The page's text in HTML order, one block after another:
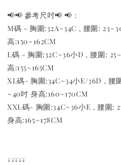
📢📢 參考尺吋📢 📢 :
M碼 - 胸圍:32A~34C , 腰圍:
高:150~162CM
L碼 - 胸圍:32C~36小D , 腰圍:
高:155~165CM
XL碼- 胸圍:34C~34小E/36D , 腰
~40吋 身高:160~170CM
XXL碼- 胸圍:34C~36小E , 腰圍:
身高:165~178CM
↓↓↓↓↓